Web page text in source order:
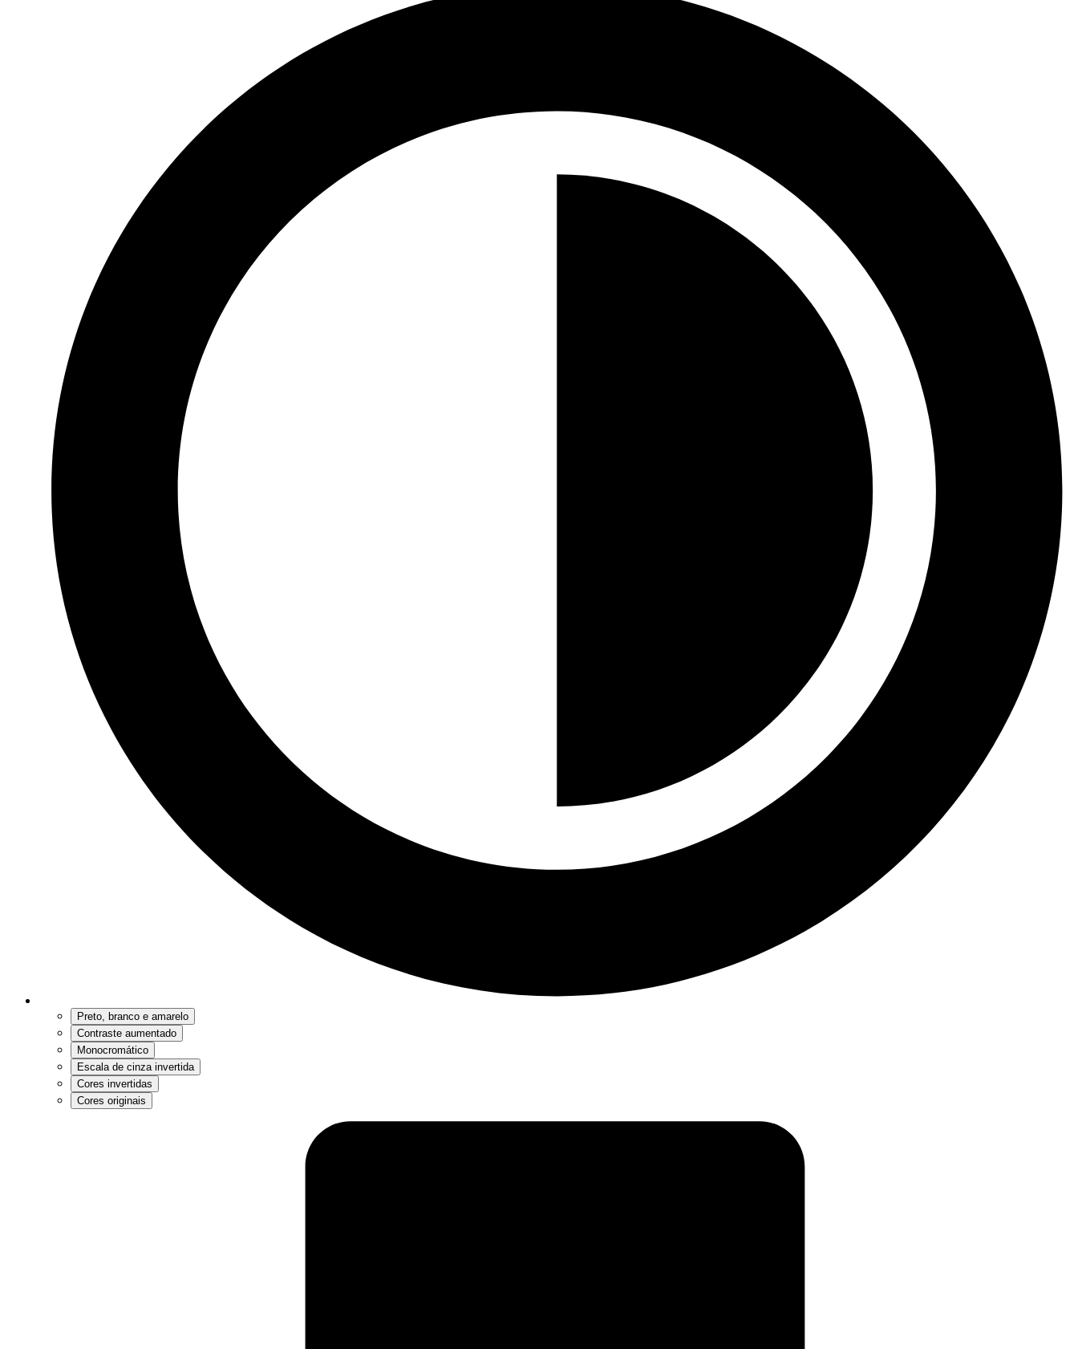
Preto, branco e amarelo
Contraste aumentado
Monocromático
Escala de cinza invertida
Cores invertidas
Cores originais